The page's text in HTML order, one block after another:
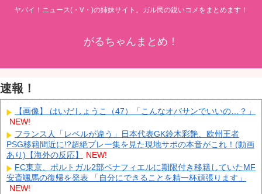
ヤバイ！ニュース(・∀・)の姉妹サイト。ガル民の鋭いコメをまとめます！
がるちゃんまとめ！
速報！
【画像】 はいだしょうこ（47）「こんなオバサンでいいの…？」
NEW!
フランス人「レベルが違う」日本代表GK鈴木彩艶、欧州王者
PSG移籍間近に!?超絶プレー集を見た現地サポの本音がこれ！(動画
あり)【海外の反応】
NEW!
FC東京、ポルトガル2部ペナフィエルに期限付き移籍していたMF
安斎颯馬の復帰を発表 「自分にできることを精一杯頑張ります」
NEW!